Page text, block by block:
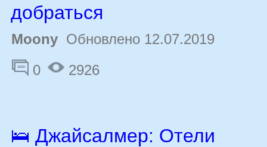
добраться
Moony Обновлено 12.07.2019
0
2926
🛌 Джайсалмер: Отели